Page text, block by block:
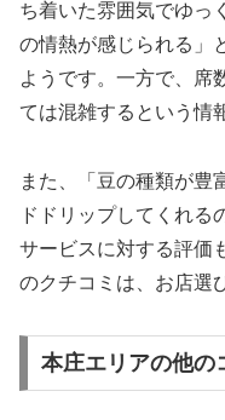
ち着いた雰囲気でゆっ
の情熱が感じられる」
ようです。一方で、席
ては混雑するという情
また、「豆の種類が豊
ドドリップしてくれる
サービスに対する評価
のクチコミは、お店選
本庄エリアの他の